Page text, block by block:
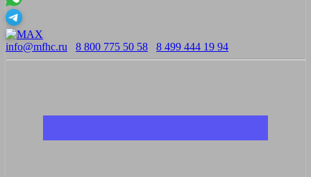
info@mfhc.ru 8 800 775 50 58 8 499 444 19 94